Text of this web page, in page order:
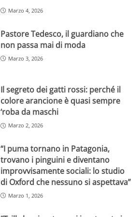
Marzo 4, 2026
Pastore Tedesco, il guardiano che
non passa mai di moda
Marzo 3, 2026
Il segreto dei gatti rossi: perché il
colore arancione è quasi sempre
‘roba da maschi
Marzo 2, 2026
“I puma tornano in Patagonia,
trovano i pinguini e diventano
improvvisamente sociali: lo studio
di Oxford che nessuno si aspettava”
Marzo 1, 2026